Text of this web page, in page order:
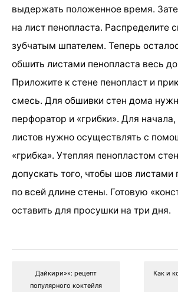
выдержать положенное время.
на лист пенопласта. Распределите
зубчатым шпателем. Теперь
обшить листами пенопласта весь
Приложите к стене пенопласт и
смесь. Для обшивки стен дома
перфоратор и «грибки». Для
листов нужно осуществлять с
«грибка». Утепляя пенопластом
допускать того, чтобы шов листами
по всей длине стены. Готовую
оставить для просушки на три дня.
Дайкири»»: рецепт
популярного коктейля
Как и